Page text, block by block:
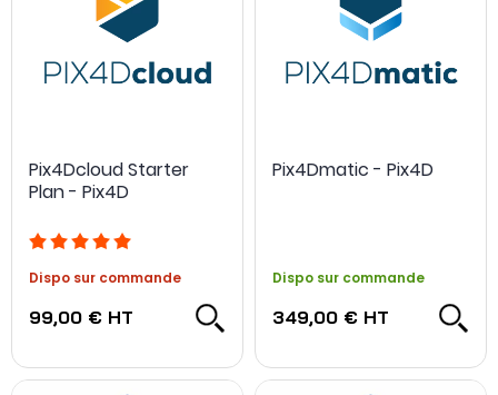
Pix4Dcloud Starter
Plan - Pix4D
Dispo sur commande
99,00 € HT
Pix4Dmatic - Pix4D
Dispo sur commande
349,00 € HT